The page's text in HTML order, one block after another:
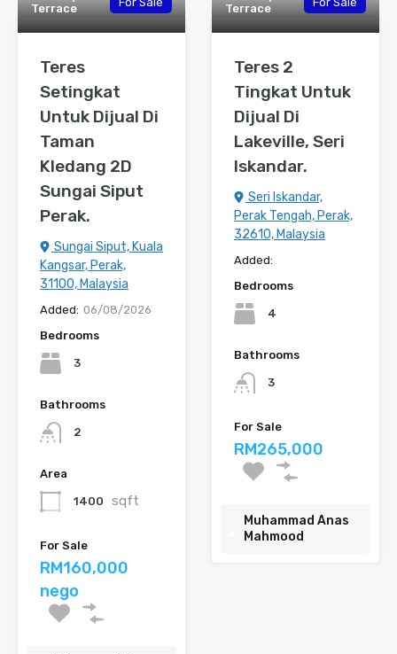
Terrace
Teres
Setingkat
Untuk Dijual Di
Taman
Kledang 2D
Sungai Siput
Perak.
Sungai Siput, Kuala
Kangsar, Perak,
31100, Malaysia
Added: 06/08/2026
Bedrooms
3
Bathrooms
2
Area
1400 sqft
For Sale
RM160,000
nego
Terrace
Teres 2
Tingkat Untuk
Dijual Di
Lakeville, Seri
Iskandar.
Seri Iskandar,
Perak Tengah, Perak,
32610, Malaysia
Added:
Bedrooms
4
Bathrooms
3
For Sale
RM265,000
Muhammad Anas
Mahmood